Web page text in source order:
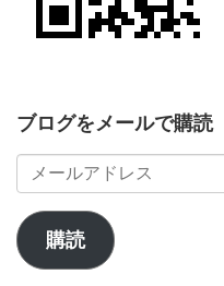
ブログをメールで購読
メ
ー
ア
ド
購読